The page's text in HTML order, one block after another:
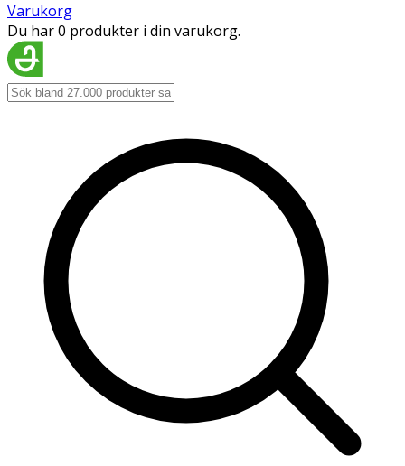
Varukorg
Du har 0 produkter i din varukorg.